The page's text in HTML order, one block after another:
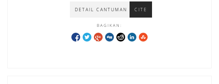
DETAIL CANTUMAN CITE
BAGIKAN: